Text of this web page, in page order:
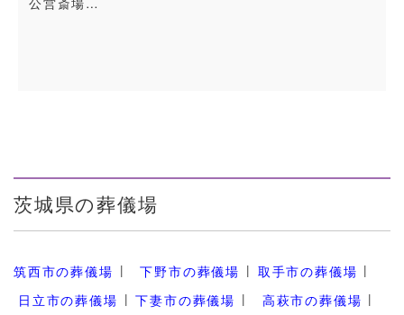
茨城県の葬儀場
筑西市の葬儀場 下野市の葬儀場
取手市の葬儀場
日立市の葬儀場
下妻市の葬儀場
高萩市の葬儀場